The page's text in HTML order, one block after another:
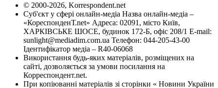
© 2000-2026, Korrespondent.net
Суб'єкт у сфері онлайн-медіа Назва онлайн-медіа –
«КореспонденТ.net» Адреса: 02091, місто Київ,
ХАРКІВСЬКЕ ШОСЕ, будинок 172-Б, офіс 208/1 E-mail:
sunlight@mediadim.com.ua Телефон: 044-205-43-00
Ідентифікатор медіа – R40-06068
Використання будь-яких матеріалів, розміщених на
сайті, дозволяється за умови посилання на
Корреспондент.net.
При копіюванні матеріалів зі сторінки « Новини України